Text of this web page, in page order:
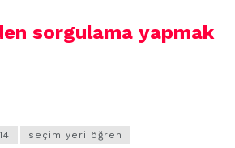
sorgulama yapmak
seçim yeri öğren